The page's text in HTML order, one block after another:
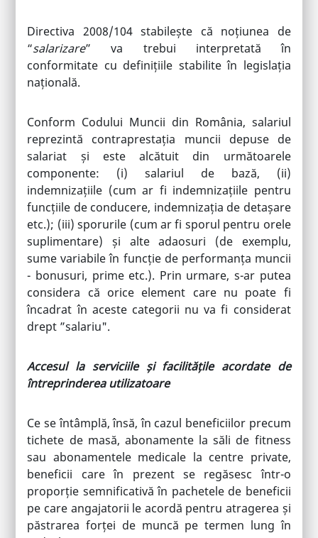
Directiva 2008/104 stabilește că noțiunea de
“salarizare” va trebui interpretată în
conformitate cu definițiile stabilite în legislația
națională.
Conform Codului Muncii din România, salariul
reprezintă contraprestația muncii depuse de
salariat și este alcătuit din următoarele
componente: (i) salariul de bază, (ii)
indemnizațiile (cum ar fi indemnizațiile pentru
funcțiile de conducere, indemnizația de detașare
etc.); (iii) sporurile (cum ar fi sporul pentru orele
suplimentare) și alte adaosuri (de exemplu,
sume variabile în funcție de performanța muncii
- bonusuri, prime etc.). Prin urmare, s-ar putea
considera că orice element care nu poate fi
încadrat în aceste categorii nu va fi considerat
drept ”salariu".
Accesul la serviciile și facilitățile acordate de
întreprinderea utilizatoare
Ce se întâmplă, însă, în cazul beneficiilor precum
tichete de masă, abonamente la săli de fitness
sau abonamentele medicale la centre private,
beneficii care în prezent se regăsesc într-o
proporție semnificativă în pachetele de beneficii
pe care angajatorii le acordă pentru atragerea și
păstrarea forței de muncă pe termen lung în